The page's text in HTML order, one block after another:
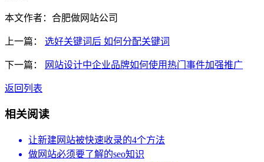
本文作者：合肥做网站公司
上一篇： 选好关键词后 如何分配关键词
下一篇： 网站设计中企业品牌如何使用热门事件加强推广
返回列表
相关阅读
让新建网站被快速收录的4个方法
做网站必须要了解的seo知识